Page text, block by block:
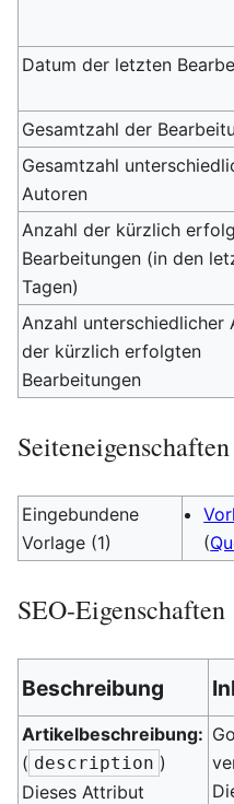
Datum der letzten
Gesamtzahl der
Gesamtzahl
Autoren
Anzahl der kürzlich
Bearbeitungen (in den
Tagen)
Anzahl unterschiedlicher
der kürzlich erfolgten
Bearbeitungen
Seiteneigenschaften
Eingebundene
Vorlage (1)
(
SEO-Eigenschaften
Beschreibung
Artikelbeschreibung:
( description )
Dieses Attribut